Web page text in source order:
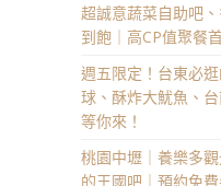
超誠意蔬菜自助吧
到飽｜高CP值聚餐
週五限定！台東必
球、酥炸大魷魚、
等你來！
桃園中壢｜養樂多
的王國吧｜預約免